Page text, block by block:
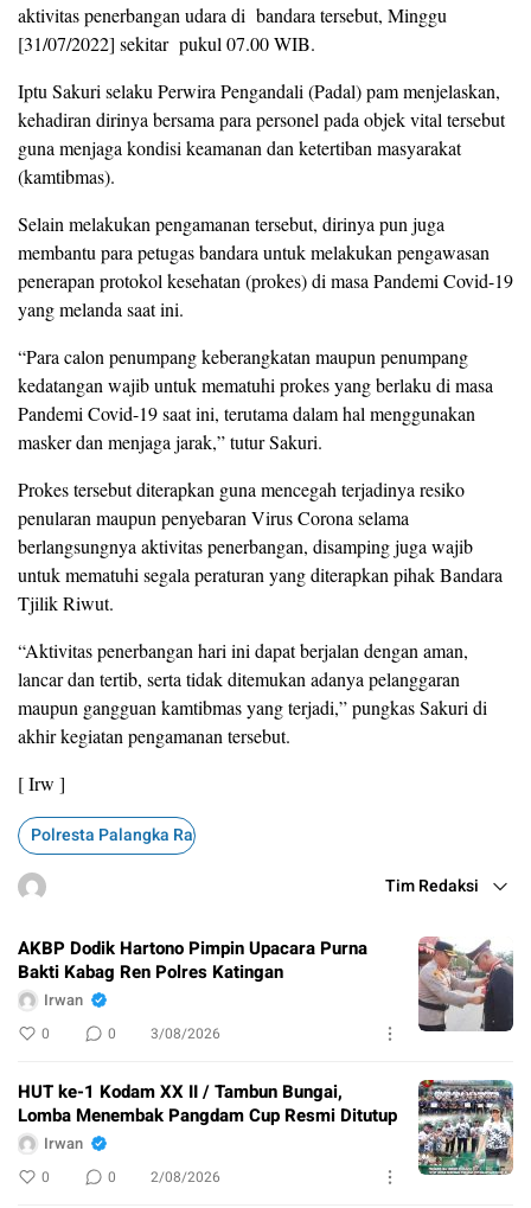
aktivitas penerbangan udara di bandara tersebut, Minggu
[31/07/2022] sekitar pukul 07.00 WIB.
Iptu Sakuri selaku Perwira Pengandali (Padal) pam menjelaskan,
kehadiran dirinya bersama para personel pada objek vital tersebut
guna menjaga kondisi keamanan dan ketertiban masyarakat
(kamtibmas).
Selain melakukan pengamanan tersebut, dirinya pun juga
membantu para petugas bandara untuk melakukan pengawasan
penerapan protokol kesehatan (prokes) di masa Pandemi Covid-19
yang melanda saat ini.
“Para calon penumpang keberangkatan maupun penumpang
kedatangan wajib untuk mematuhi prokes yang berlaku di masa
Pandemi Covid-19 saat ini, terutama dalam hal menggunakan
masker dan menjaga jarak,” tutur Sakuri.
Prokes tersebut diterapkan guna mencegah terjadinya resiko
penularan maupun penyebaran Virus Corona selama
berlangsungnya aktivitas penerbangan, disamping juga wajib
untuk mematuhi segala peraturan yang diterapkan pihak Bandara
Tjilik Riwut.
“Aktivitas penerbangan hari ini dapat berjalan dengan aman,
lancar dan tertib, serta tidak ditemukan adanya pelanggaran
maupun gangguan kamtibmas yang terjadi,” pungkas Sakuri di
akhir kegiatan pengamanan tersebut.
[ Irw ]
Polresta Palangka Raya
Tim Redaksi
AKBP Dodik Hartono Pimpin Upacara Purna
Bakti Kabag Ren Polres Katingan
Irwan
0 0 3/08/2026
HUT ke-1 Kodam XX II / Tambun Bungai,
Lomba Menembak Pangdam Cup Resmi Ditutup
Irwan
0 0 2/08/2026